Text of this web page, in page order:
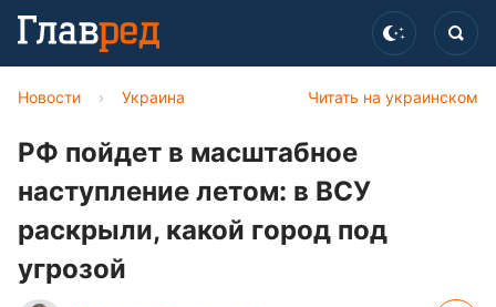
Читать на украинском
Новости › Украина
РФ пойдет в масштабное
наступление летом: в ВСУ
раскрыли, какой город под
угрозой